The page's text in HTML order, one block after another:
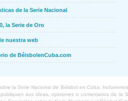
de la Serie Nacional
la Serie de Oro
nuestra web
de BéisbolenCuba.com
la Serie Nacional de Béisbol en Cuba.
sus ideas, opiniones o comentarios de la